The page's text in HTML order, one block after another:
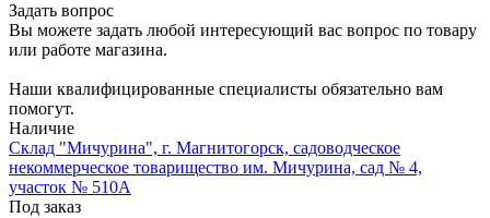
Задать вопрос
Вы можете задать любой интересующий вас вопрос по товару
или работе магазина.
Наши квалифицированные специалисты обязательно вам
помогут.
Наличие
Склад "Мичурина", г. Магнитогорск, садоводческое
некоммерческое товарищество им. Мичурина, сад № 4,
участок № 510А
Под заказ